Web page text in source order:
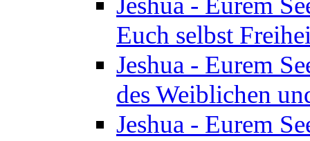
Euch selbst
Jeshua - Eurem
des Weiblichen
Jeshua - Eurem